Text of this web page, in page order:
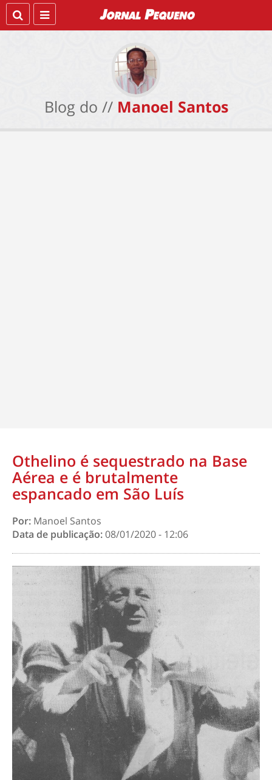
Blog do // Manoel Santos
Othelino é sequestrado na Base
Aérea e é brutalmente
espancado em São Luís
Por: Manoel Santos
Data de publicação:08/01/2020 - 12:06